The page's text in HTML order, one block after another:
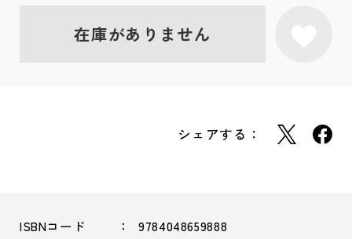
在庫がありません
シェアする：
ISBNコード
9784048659888